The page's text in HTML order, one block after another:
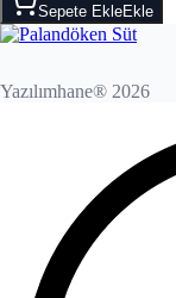
Sepete EkleEkle
Yazılımhane® 2026